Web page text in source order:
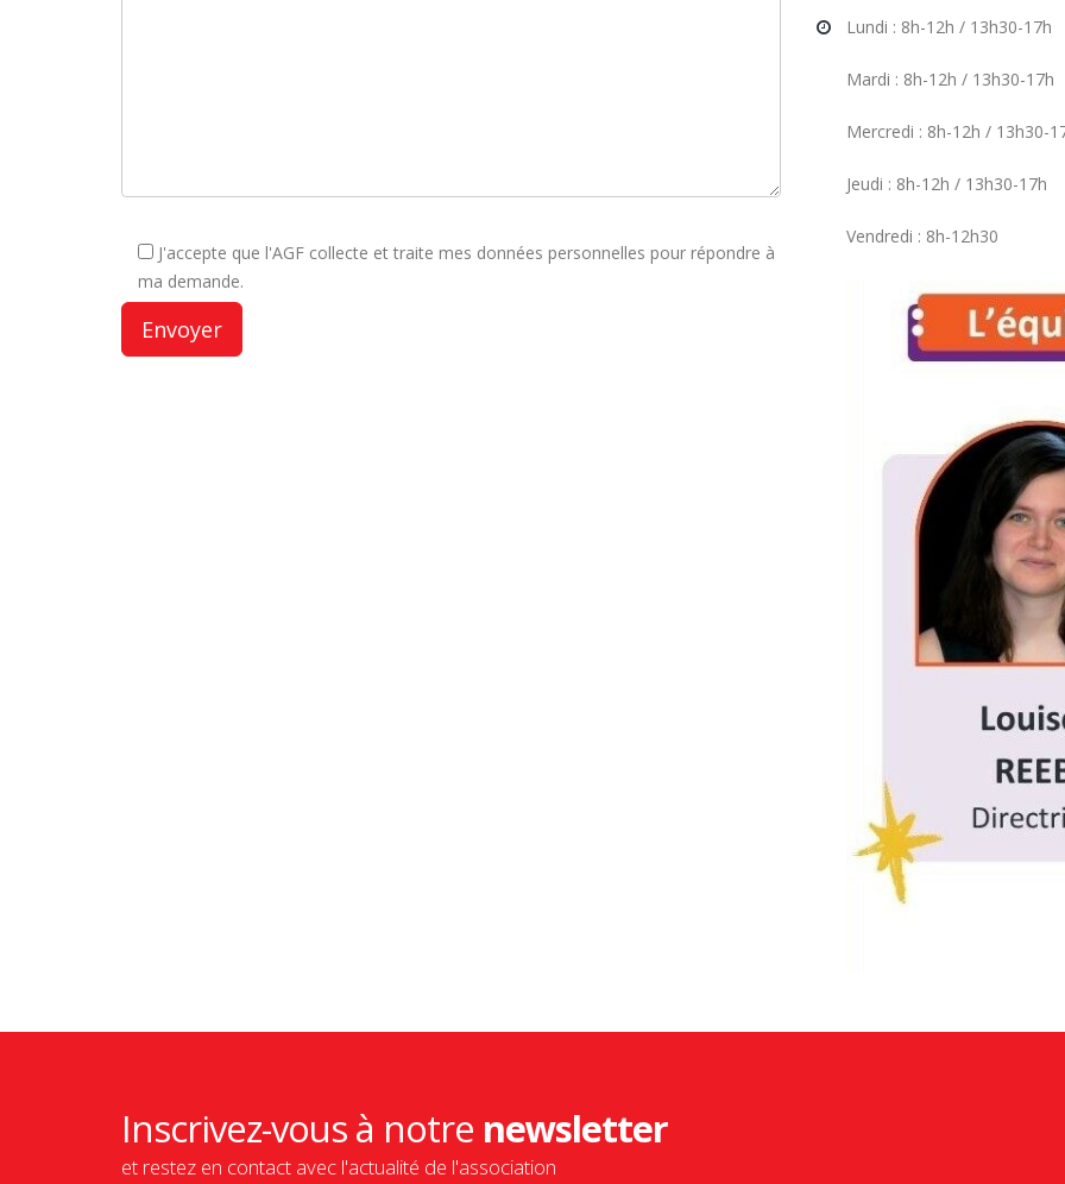
J'accepte que l'AGF collecte et traite mes données personnelles pour répondre à
ma demande.
Lundi : 8h-12h / 13h30-17h
Mardi : 8h-12h / 13h30-17h
Mercredi : 8h-12h / 13h30-
Jeudi : 8h-12h / 13h30-17h
Vendredi : 8h-12h30
Inscrivez-vous à notre newsletter
et restez en contact avec l'actualité de l'association